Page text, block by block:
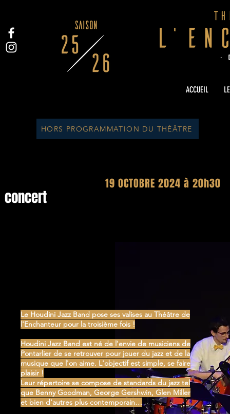
ACCUEIL
19 OCTOBRE 2024 à 20h30
HORS PROGRAMMATION DU THÉÂTRE
concert
Le Houdini Jazz Band pose ses valises au Théâtre de
l'Enchanteur pour la troisième fois !
Houdini Jazz Band est né de l'envie de musiciens de
Pontarlier de se retrouver pour jouer du jazz et de la
musique que l'on aime. L'objectif est simple, se faire
plaisir !
Leur répertoire se compose de standards du jazz tel
que Benny Goodman, George Gershwin, Glen Miller
et bien d'autres plus contemporain…